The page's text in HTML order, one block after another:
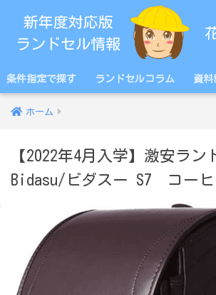
条件指定で探す ランドセルコラム 資料
ホーム
【2022年4月入学】激安ラン
Bidasu/ビダスー S7 コーヒ